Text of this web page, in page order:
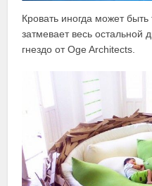
Кровать иногда может
затмевает весь остальной
гнездо от Oge Architects.